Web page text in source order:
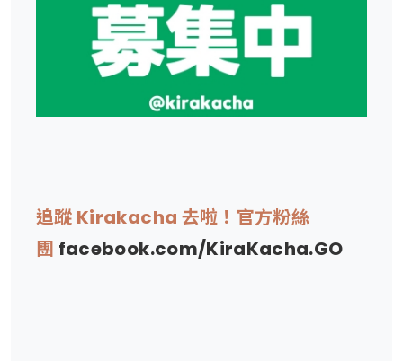
追蹤 Kirakacha 去啦！官方粉絲
團 facebook.com/KiraKacha.GO